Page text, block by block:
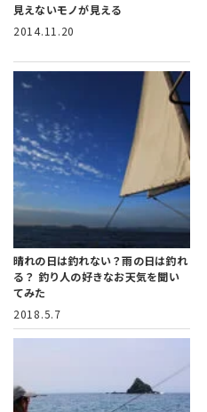
見えないモノが見える
2014.11.20
晴れの日は釣れない？雨の日は釣れ
る？ 釣り人の好きなお天気を聞い
てみた
2018.5.7